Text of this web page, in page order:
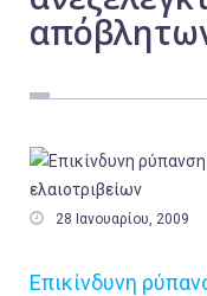
 28 Ιανουαρίου, 2009
Επικίνδυνη